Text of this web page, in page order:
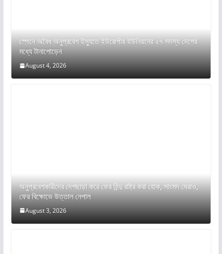
স্পেনে অবৈধ অনুপ্রবেশ ইস্যুতে ইউরোপীয় ইউনিয়নের ২৭ সদস্য দেশের
মধ্যে টানাপোড়েন
August 4, 2026
অনুপ্রবেশকারীদের দেশছাড়া করে ফের হিন্দু রাষ্ট্র করা হোক, সাংসদ ঘেরাও,
ফের বিক্ষোভে উত্তাল নেপাল
August 3, 2026